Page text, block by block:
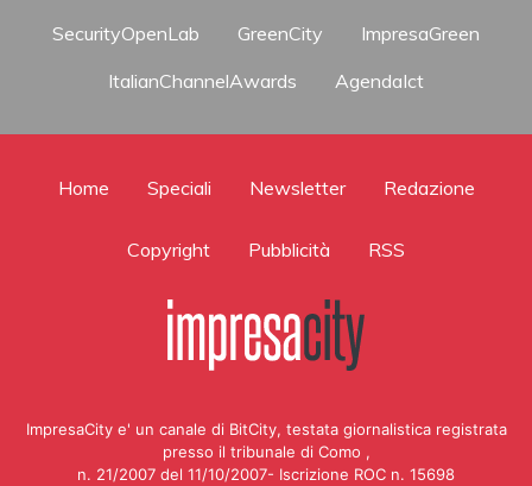
SecurityOpenLab
GreenCity
ImpresaGreen
ItalianChannelAwards
AgendaIct
Home Speciali Newsletter Redazione
Copyright Pubblicità RSS
ImpresaCity e' un canale di BitCity, testata giornalistica registrata
presso il tribunale di Como ,
n. 21/2007 del 11/10/2007- Iscrizione ROC n. 15698